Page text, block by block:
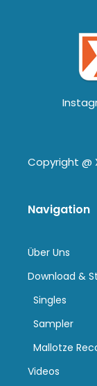
Copyright @
Navigation
Über Uns
Download &
Singles
Sampler
Mallotze
Videos